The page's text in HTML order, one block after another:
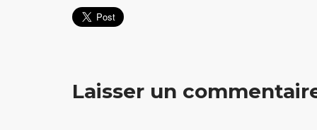
Laisser un